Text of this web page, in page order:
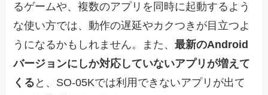
るゲームや、複数のアプリを同時に起動するよう
な使い方では、動作の遅延やカクつきが目立つよ
うになるかもしれません。また、最新のAndroid
バージョンにしか対応していないアプリが増えて
くる と、SO-05Kでは利用できないアプリが出て